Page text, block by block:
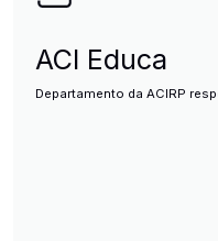
ACI Educa
Departamento da ACIRP